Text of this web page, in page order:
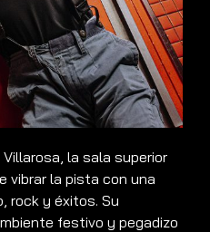
la sala superior
vibrar la pista con una
rock y éxitos. Su
festivo y pegadizo